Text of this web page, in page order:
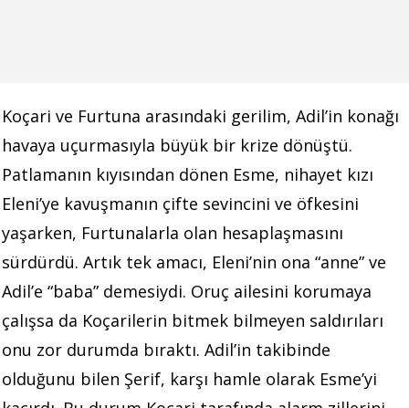
Koçari ve Furtuna arasındaki gerilim, Adil’in konağı
havaya uçurmasıyla büyük bir krize dönüştü.
Patlamanın kıyısından dönen Esme, nihayet kızı
Eleni’ye kavuşmanın çifte sevincini ve öfkesini
yaşarken, Furtunalarla olan hesaplaşmasını
sürdürdü. Artık tek amacı, Eleni’nin ona “anne” ve
Adil’e “baba” demesiydi. Oruç ailesini korumaya
çalışsa da Koçarilerin bitmek bilmeyen saldırıları
onu zor durumda bıraktı. Adil’in takibinde
olduğunu bilen Şerif, karşı hamle olarak Esme’yi